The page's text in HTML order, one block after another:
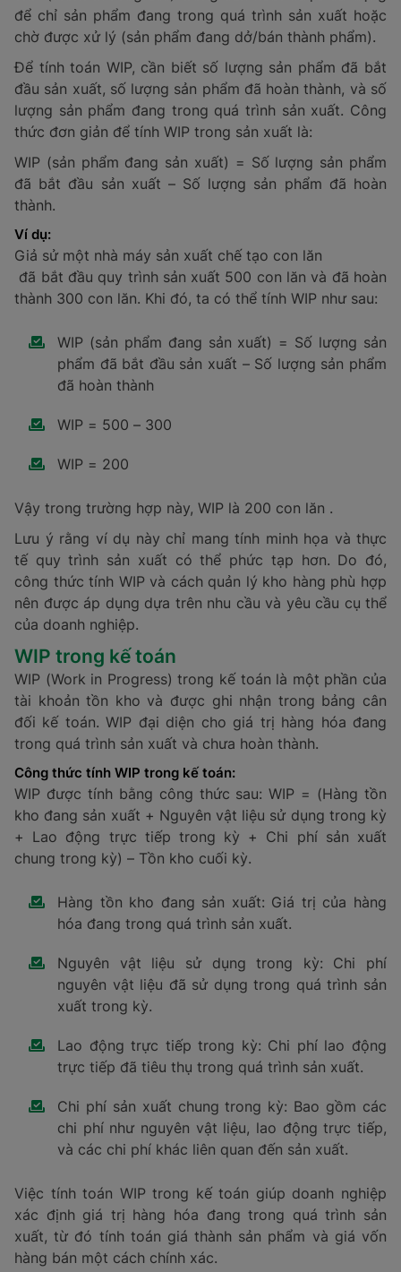
để chỉ sản phẩm đang trong quá trình sản xuất hoặc
chờ được xử lý (sản phẩm đang dở/bán thành phẩm).
Để tính toán WIP, cần biết số lượng sản phẩm đã bắt
đầu sản xuất, số lượng sản phẩm đã hoàn thành, và số
lượng sản phẩm đang trong quá trình sản xuất. Công
thức đơn giản để tính WIP trong sản xuất là:
WIP (sản phẩm đang sản xuất) = Số lượng sản phẩm
đã bắt đầu sản xuất – Số lượng sản phẩm đã hoàn
thành.
Ví dụ:
Giả sử một nhà máy sản xuất chế tạo con lăn
đã bắt đầu quy trình sản xuất 500 con lăn và đã hoàn
thành 300 con lăn. Khi đó, ta có thể tính WIP như sau:
WIP (sản phẩm đang sản xuất) = Số lượng sản
phẩm đã bắt đầu sản xuất – Số lượng sản phẩm
đã hoàn thành
WIP = 500 – 300
WIP = 200
Vậy trong trường hợp này, WIP là 200 con lăn .
Lưu ý rằng ví dụ này chỉ mang tính minh họa và thực
tế quy trình sản xuất có thể phức tạp hơn. Do đó,
công thức tính WIP và cách quản lý kho hàng phù hợp
nên được áp dụng dựa trên nhu cầu và yêu cầu cụ thể
của doanh nghiệp.
WIP trong kế toán
WIP (Work in Progress) trong kế toán là một phần của
tài khoản tồn kho và được ghi nhận trong bảng cân
đối kế toán. WIP đại diện cho giá trị hàng hóa đang
trong quá trình sản xuất và chưa hoàn thành.
Công thức tính WIP trong kế toán:
WIP được tính bằng công thức sau: WIP = (Hàng tồn
kho đang sản xuất + Nguyên vật liệu sử dụng trong kỳ
+ Lao động trực tiếp trong kỳ + Chi phí sản xuất
chung trong kỳ) – Tồn kho cuối kỳ.
Hàng tồn kho đang sản xuất: Giá trị của hàng
hóa đang trong quá trình sản xuất.
Nguyên vật liệu sử dụng trong kỳ: Chi phí
nguyên vật liệu đã sử dụng trong quá trình sản
xuất trong kỳ.
Lao động trực tiếp trong kỳ: Chi phí lao động
trực tiếp đã tiêu thụ trong quá trình sản xuất.
Chi phí sản xuất chung trong kỳ: Bao gồm các
chi phí như nguyên vật liệu, lao động trực tiếp,
và các chi phí khác liên quan đến sản xuất.
Việc tính toán WIP trong kế toán giúp doanh nghiệp
xác định giá trị hàng hóa đang trong quá trình sản
xuất, từ đó tính toán giá thành sản phẩm và giá vốn
hàng bán một cách chính xác.